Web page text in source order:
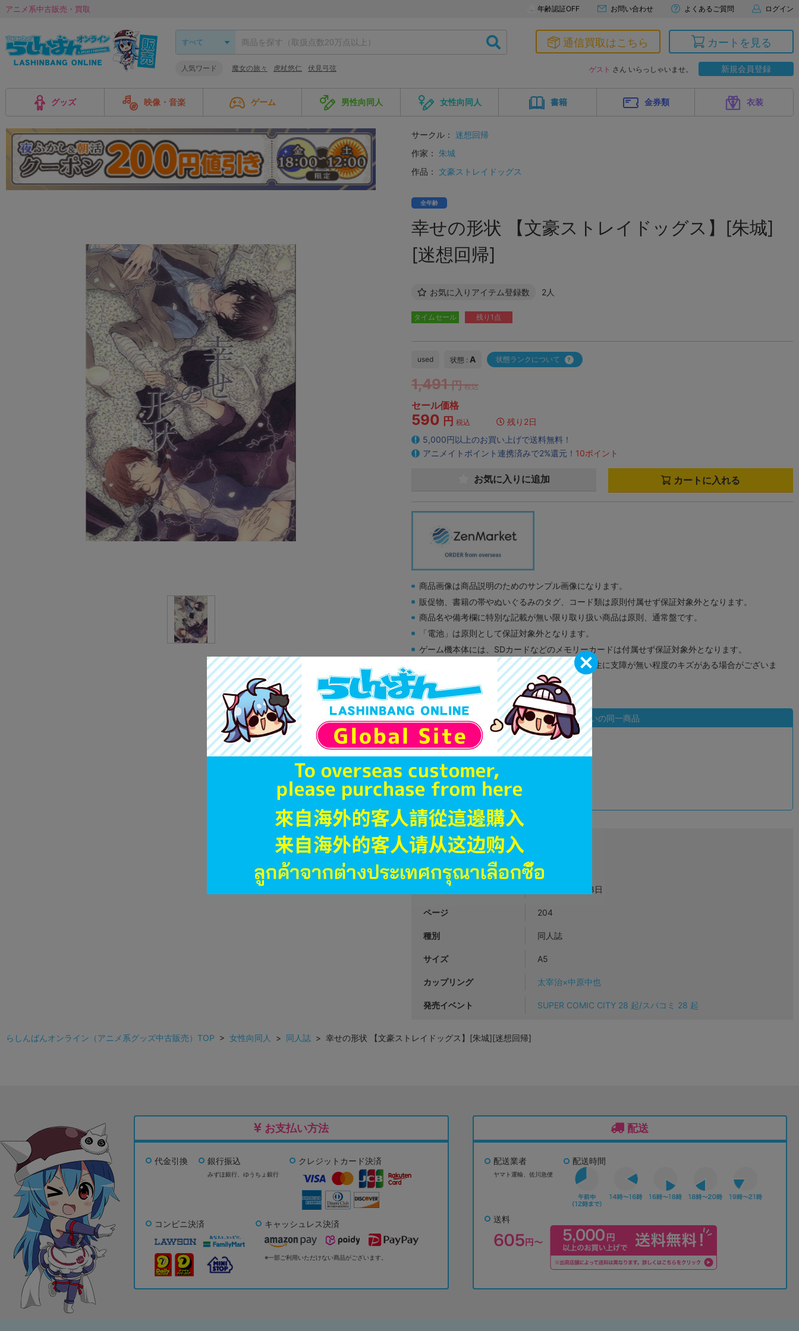
アニメ系中古販売・買取 年齢認証OFF お問い合わせ よくあるご質問 ログイン
人気ワード 魔女の旅々 虎杖悠仁 伏見弓弦
通信買取はこちら カートを見る
ゲスト さん いらっしゃいませ。 新規会員登録
グッズ 映像・音楽 ゲーム 男性向同人 女性向同人 書籍 金券類 衣装
サークル： 迷想回帰
作家： 朱城
作品： 文豪ストレイドッグス
全年齢
幸せの形状 【文豪ストレイドッグス】[朱城]
[迷想回帰]
お気に入りアイテム登録数 2人
タイムセール 残り1点
used 状態 : A 状態ランクについて
1,491 円 税込
セール価格
590 円 税込
残り2日
5,000円以上のお買い上げで送料無料！
アニメイトポイント連携済みで2%還元！ 10ポイント
カートに入れる
お気に入りに追加
商品画像は商品説明のためのサンプル画像になります。
販促物、書籍の帯やぬいぐるみのタグ、コード類は原則付属せず保証対象外となります。
商品名や備考欄に特別な記載が無い限り取り扱い商品は原則、通常盤です。
「電池」は原則として保証対象外となります。
ゲーム機本体には、SDカードなどのメモリーカードは付属せず保証対象外となります。
ディスク類の読み取り面のキズに関しまして再生に支障が無い程度のキズがある場合がございま
す。
※詳細につきましてはコチラ
状態違いの同一商品
新入荷 状態 : A
1,690円 税込
商品番号
商品カテゴリ 女性向同人
発行日 2019年04月28日
ページ 204
種別 同人誌
サイズ A5
カップリング 太宰治×中原中也
発売イベント SUPER COMIC CITY 28 起/スパコミ 28 起
らしんばんオンライン（アニメ系グッズ中古販売）TOP > 女性向同人 > 同人誌 > 幸せの形状 【文豪ストレイドッグス】[朱城][迷想回帰]
お支払い方法
代金引換 銀行振込
みずほ銀行、 ゆうちょ銀行
クレジットカード決済
コンビニ決済 キャッシュレス決済
※一部ご利用いただけない商品がございます。
配送
配送業者
ヤマト運輸、佐川急便
配送時間
送料